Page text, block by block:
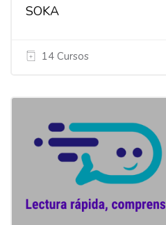
SOKA
14 Cursos